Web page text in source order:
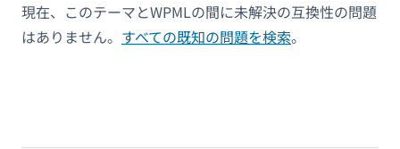
現在、このテーマとWPMLの間に未解決の互換性の問題
はありません。 すべての既知の問題を検索。